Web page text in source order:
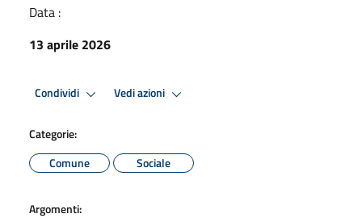
Data :
13 aprile 2026
Condividi Vedi azioni
Categorie:
Comune
Sociale
Argomenti: